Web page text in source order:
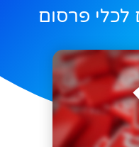
פרסום